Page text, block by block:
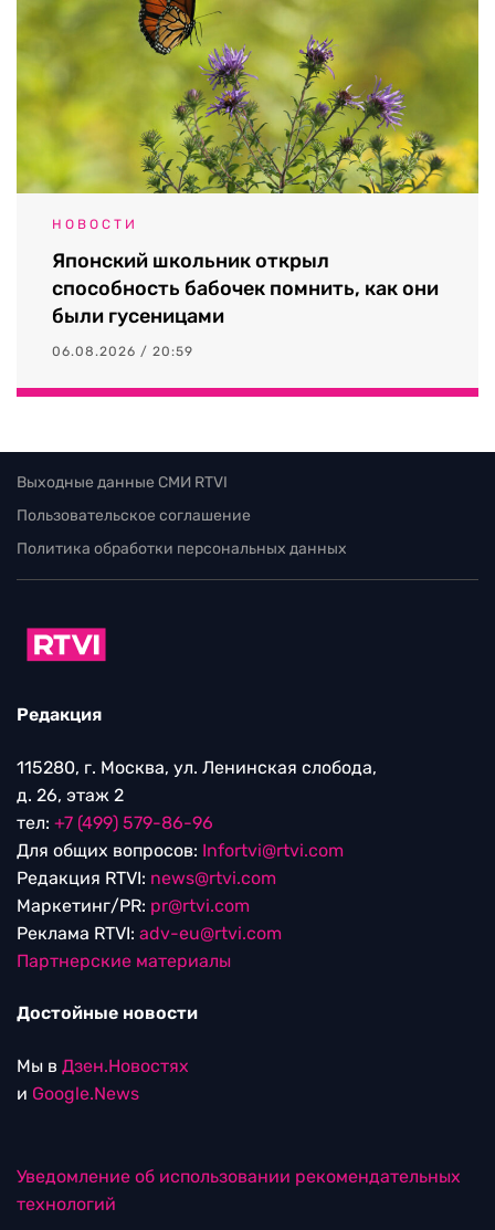
НОВОСТИ
Японский школьник открыл
способность бабочек помнить, как они
были гусеницами
06.08.2026 / 20:59
Выходные данные СМИ RTVI
Пользовательское соглашение
Политика обработки персональных данных
Редакция
115280, г. Москва, ул. Ленинская слобода,
д. 26, этаж 2
тел: +7 (499) 579-86-96
Для общих вопросов: Infortvi@rtvi.com
Редакция RTVI: news@rtvi.com
Маркетинг/PR: pr@rtvi.com
Реклама RTVI: adv-eu@rtvi.com
Партнерские материалы
Достойные новости
Мы в Дзен.Новостях
и Google.News
Уведомление об использовании рекомендательных
технологий